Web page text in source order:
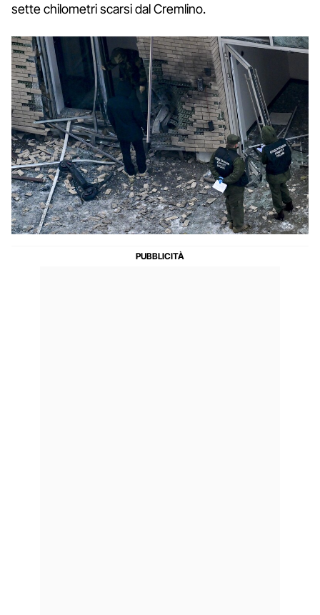
sette chilometri scarsi dal Cremlino.